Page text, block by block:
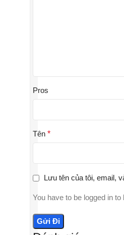
Pros
Tên *
Lưu tên của tôi, email,
You have to be logged in